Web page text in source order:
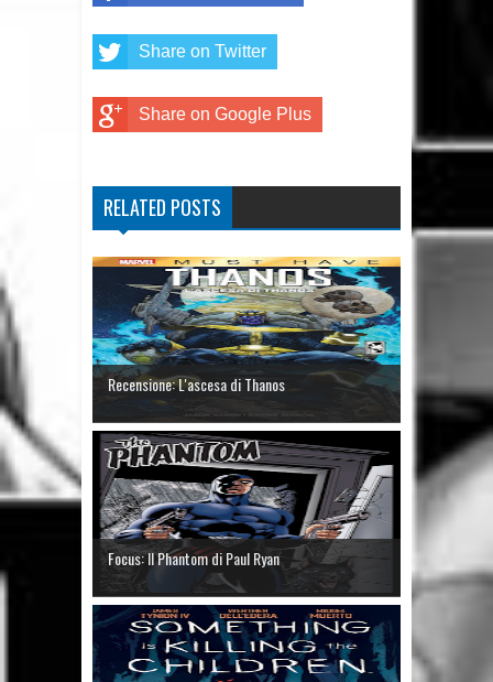
Share on Twitter
Share on Google Plus
RELATED POSTS
Recensione: L'ascesa di Thanos
Focus: Il Phantom di Paul Ryan